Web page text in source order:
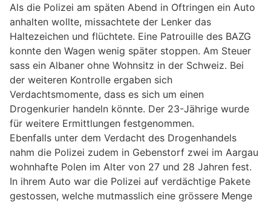
Als die Polizei am späten Abend in Oftringen ein Auto
anhalten wollte, missachtete der Lenker das
Haltezeichen und flüchtete. Eine Patrouille des BAZG
konnte den Wagen wenig später stoppen. Am Steuer
sass ein Albaner ohne Wohnsitz in der Schweiz. Bei
der weiteren Kontrolle ergaben sich
Verdachtsmomente, dass es sich um einen
Drogenkurier handeln könnte. Der 23-Jährige wurde
für weitere Ermittlungen festgenommen.
Ebenfalls unter dem Verdacht des Drogenhandels
nahm die Polizei zudem in Gebenstorf zwei im Aargau
wohnhafte Polen im Alter von 27 und 28 Jahren fest.
In ihrem Auto war die Polizei auf verdächtige Pakete
gestossen, welche mutmasslich eine grössere Menge